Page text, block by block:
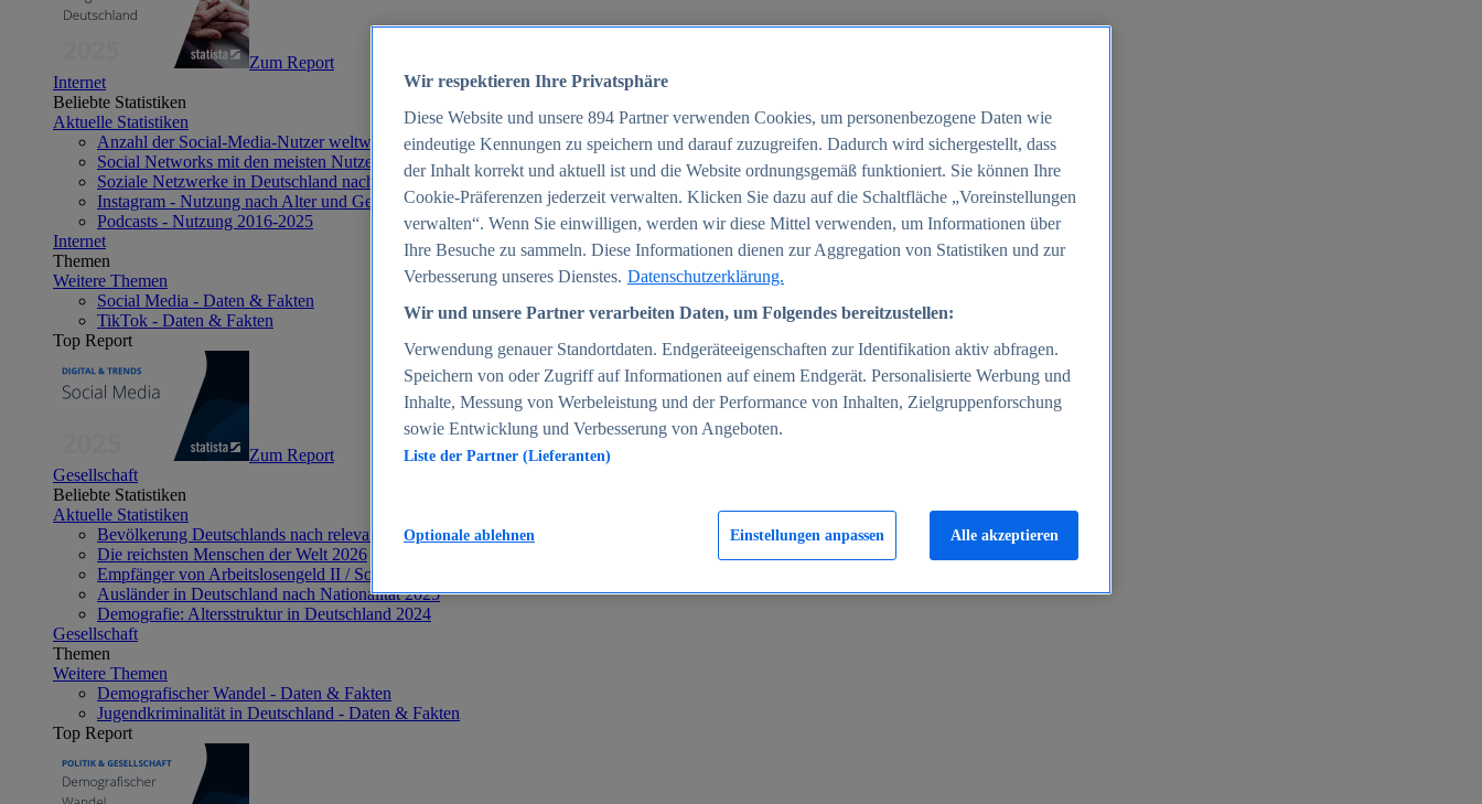
Zum Report
Internet
Beliebte Statistiken
Aktuelle Statistiken
Anzahl der Social-Media-Nutzer weltweit 2012-2025
Social Networks mit den meisten Nutzern weltweit 2025
Soziale Netzwerke in Deutschland nach Generationen 2025
Instagram - Nutzung nach Alter und Geschlecht in Deutschland 2025
Podcasts - Nutzung 2016-2025
Internet
Themen
Weitere Themen
Social Media - Daten & Fakten
TikTok - Daten & Fakten
Top Report
Zum Report
Gesellschaft
Beliebte Statistiken
Aktuelle Statistiken
Bevölkerung Deutschlands nach relevanten Altersgruppen 2024
Die reichsten Menschen der Welt 2026
Empfänger von Arbeitslosengeld II / Sozialgeld / Bürgergeld in Deutschland 2005-2025
Ausländer in Deutschland nach Nationalität 2025
Demografie: Altersstruktur in Deutschland 2024
Gesellschaft
Themen
Weitere Themen
Demografischer Wandel - Daten & Fakten
Jugendkriminalität in Deutschland - Daten & Fakten
Top Report
Wir respektieren Ihre Privatsphäre
Diese Website und unsere 894 Partner verwenden Cookies, um personenbezogene Daten wie
eindeutige Kennungen zu speichern und darauf zuzugreifen. Dadurch wird sichergestellt, dass
der Inhalt korrekt und aktuell ist und die Website ordnungsgemäß funktioniert. Sie können Ihre
Cookie-Präferenzen jederzeit verwalten. Klicken Sie dazu auf die Schaltfläche „Voreinstellungen
verwalten“. Wenn Sie einwilligen, werden wir diese Mittel verwenden, um Informationen über
Ihre Besuche zu sammeln. Diese Informationen dienen zur Aggregation von Statistiken und zur
Verbesserung unseres Dienstes. Datenschutzerklärung.
Wir und unsere Partner verarbeiten Daten, um Folgendes bereitzustellen:
Verwendung genauer Standortdaten. Endgeräteeigenschaften zur Identifikation aktiv abfragen.
Speichern von oder Zugriff auf Informationen auf einem Endgerät. Personalisierte Werbung und
Inhalte, Messung von Werbeleistung und der Performance von Inhalten, Zielgruppenforschung
sowie Entwicklung und Verbesserung von Angeboten.
Liste der Partner (Lieferanten)
Einstellungen anpassen
Optionale ablehnen Alle akzeptieren